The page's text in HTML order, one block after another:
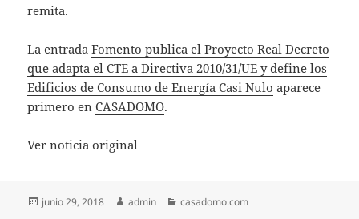
remita.
La entradaFomento publica el Proyecto Real Decreto
que adapta el CTE a Directiva 2010/31/UE y define los
Edificios de Consumo de Energía Casi Nulo aparece
primero enCASADOMO.
Ver noticia original
Publicado
junio 29, 2018 Autor
admin Categorías
casadomo.com